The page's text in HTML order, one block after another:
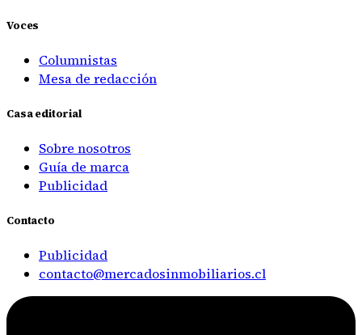
Voces
Columnistas
Mesa de redacción
Casa editorial
Sobre nosotros
Guía de marca
Publicidad
Contacto
Publicidad
contacto@mercadosinmobiliarios.cl